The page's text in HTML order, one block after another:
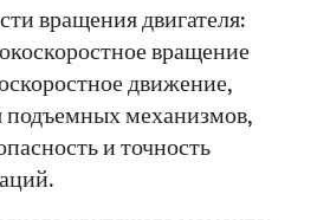
вращения двигателя:
вращение
движение,
подъемных механизмов,
и точность